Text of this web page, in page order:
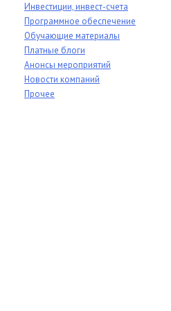
Инвестиции, инвест-счета
Программное обеспечение
Обучающие материалы
Платные блоги
Анонсы мероприятий
Новости компаний
Прочее